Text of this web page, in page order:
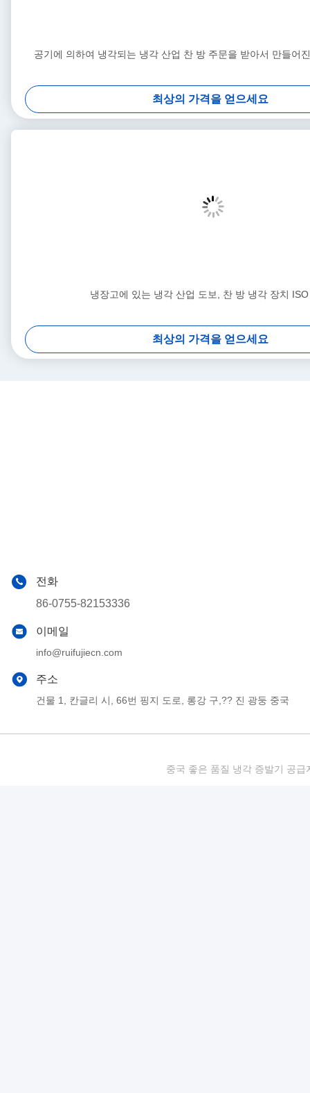
공기에 의하여 냉각되는 냉각 산업 찬 방 주문을 받아서 만들어
최상의 가격을 얻으세요
냉장고에 있는 냉각 산업 도보, 찬 방 냉각 장치
최상의 가격을 얻으세요
전화
86-0755-82153336
이메일
info@ruifujiecn.com
주소
건물 1, 칸글리 시, 66번 핑지 도로, 롱강 구,?? 진 광둥 중국
중국 좋은 품질 냉각 증발기 공